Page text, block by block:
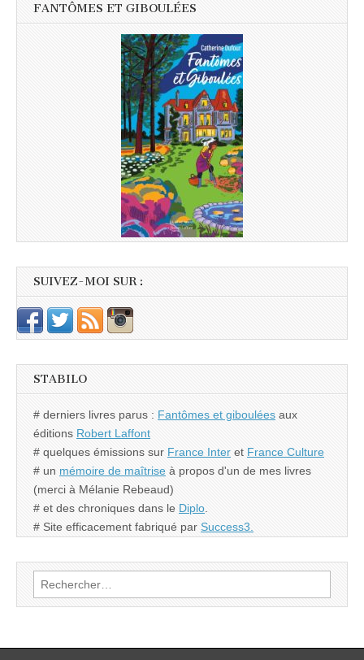
FANTÔMES ET GIBOULÉES
SUIVEZ-MOI SUR :
STABILO
# derniers livres parus : Fantômes et giboulées aux
éditions Robert Laffont
# quelques émissions sur France Inter et France Culture
# un mémoire de maîtrise à propos d'un de mes livres
(merci à Mélanie Rebeaud)
# et des chroniques dans le Diplo
# Site efficacement fabriqué par Success3.
Rechercher :